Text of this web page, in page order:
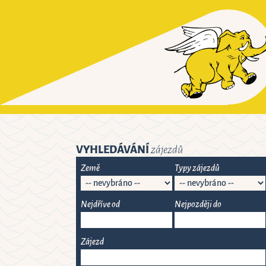
VYHLEDÁVÁNÍzájezdů
Země Typy zájezdů
Nejdříve od Nejpozději do
Zájezd